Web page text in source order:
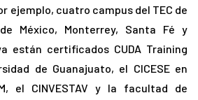
ejemplo, cuatro campus del TEC de
México, Monterrey, Santa Fé y
están certificados CUDA Training
de Guanajuato, el CICESE en
el CINVESTAV y la facultad de